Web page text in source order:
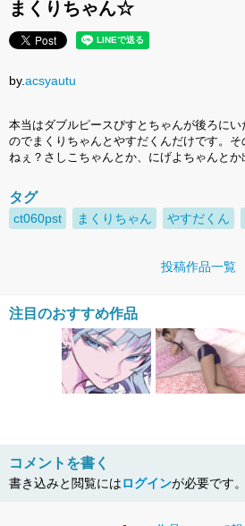
まくりちゃん☆
by.acsyautu
本当はダブルピースぴすとちゃんが後ろに
のでまくりちゃんとやすだくんだけです。
ねぇ？さしこちゃんとか、にげよちゃんとか
タグ
ct060pst まくりちゃん やすだくん
投稿作品一覧
注目のおすすめ作品
コメントを書く
書き込みと閲覧にはログインが必要です。